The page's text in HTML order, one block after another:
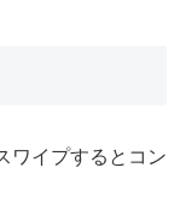
ワイプするとコン